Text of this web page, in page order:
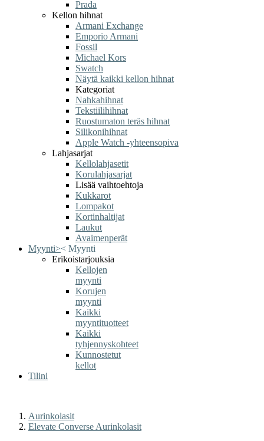
Prada
Kellon hihnat
Armani Exchange
Emporio Armani
Fossil
Michael Kors
Swatch
Näytä kaikki kellon hihnat
Kategoriat
Nahkahihnat
Tekstiilihihnat
Ruostumaton teräs hihnat
Silikonihihnat
Apple Watch -yhteensopiva
Lahjasarjat
Kellolahjasetit
Korulahjasarjat
Lisää vaihtoehtoja
Kukkarot
Lompakot
Kortinhaltijat
Laukut
Avaimenperät
Myynti>< Myynti
Erikoistarjouksia
Kellojen
myynti
Korujen
myynti
Kaikki
myyntituotteet
Kaikki
tyhjennyskohteet
Kunnostetut
kellot
Tilini
Aurinkolasit
Elevate Converse Aurinkolasit